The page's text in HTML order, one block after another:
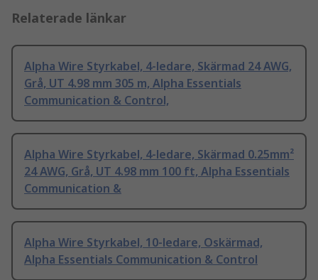
Relaterade länkar
Alpha Wire Styrkabel, 4-ledare, Skärmad 24 AWG,
Grå, UT 4.98 mm 305 m, Alpha Essentials
Communication & Control,
Alpha Wire Styrkabel, 4-ledare, Skärmad 0.25mm²
24 AWG, Grå, UT 4.98 mm 100 ft, Alpha Essentials
Communication &
Alpha Wire Styrkabel, 10-ledare, Oskärmad,
Alpha Essentials Communication & Control